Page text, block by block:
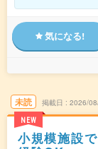
気になる!
未読
NEW
掲載日 2026/
小規模施設